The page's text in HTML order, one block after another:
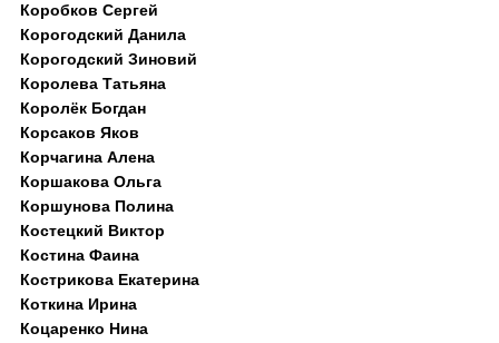
Коробков Сергей
Корогодский Данила
Корогодский Зиновий
Королева Татьяна
Королёк Богдан
Корсаков Яков
Корчагина Алена
Коршакова Ольга
Коршунова Полина
Костецкий Виктор
Костина Фаина
Кострикова Екатерина
Коткина Ирина
Коцаренко Нина